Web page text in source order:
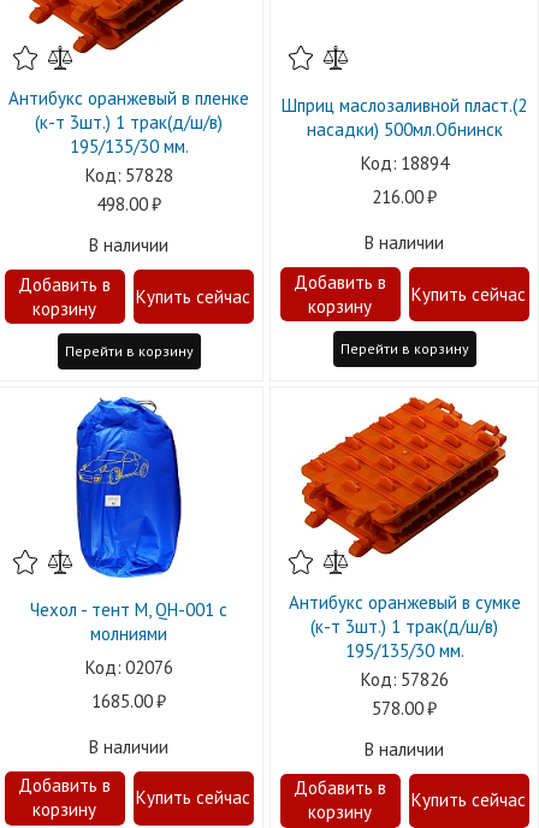
Антибукс оранжевый в пленке
(к-т 3шт.) 1 трак(д/ш/в)
195/135/30 мм.
57828
498.00
В наличии
Перейти в корзину
Шприц маслозаливной пласт.(2
насадки) 500мл.Обнинск
18894
216.00
В наличии
Перейти в корзину
Чехол - тент M, QH-001 с
молниями
02076
1685.00
В наличии
Антибукс оранжевый в сумке
(к-т 3шт.) 1 трак(д/ш/в)
195/135/30 мм.
57826
578.00
В наличии